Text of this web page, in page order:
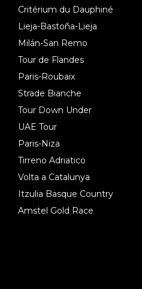
Critérium du Dauphiné
Lieja-Bastoña-Lieja
Milán-San Remo
Tour de Flandes
Paris-Roubaix
Strade Bianche
Tour Down Under
UAE Tour
Paris-Niza
Tirreno Adriatico
Volta a Catalunya
Itzulia Basque Country
Amstel Gold Race